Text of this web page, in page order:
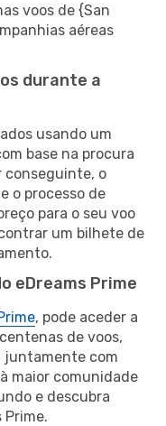
voos de {San
aéreas
durante a
usando um
base na procura
conseguinte, o
o processo de
para o seu voo
um bilhete de
eDreams Prime
, pode aceder a
de voos,
juntamente com
maior comunidade
e descubra
Prime.